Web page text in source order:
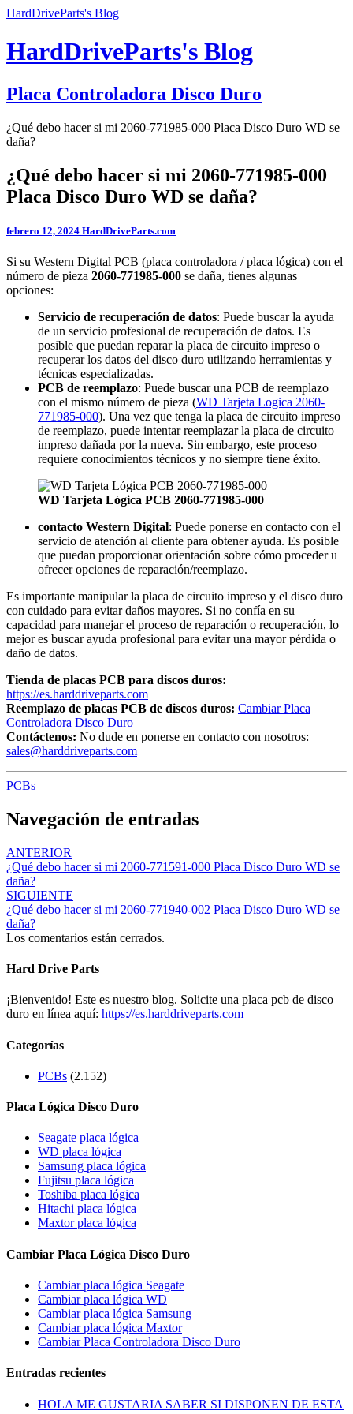
HardDriveParts's Blog
HardDriveParts's Blog
Placa Controladora Disco Duro
¿Qué debo hacer si mi 2060-771985-000 Placa Disco Duro WD se
daña?
¿Qué debo hacer si mi 2060-771985-000
Placa Disco Duro WD se daña?
febrero 12, 2024 HardDriveParts.com
Si su Western Digital PCB (placa controladora / placa lógica) con el
número de pieza 2060-771985-000 se daña, tienes algunas
opciones:
Servicio de recuperación de datos: Puede buscar la ayuda
de un servicio profesional de recuperación de datos. Es
posible que puedan reparar la placa de circuito impreso o
recuperar los datos del disco duro utilizando herramientas y
técnicas especializadas.
PCB de reemplazo: Puede buscar una PCB de reemplazo
con el mismo número de pieza (WD Tarjeta Logica 2060-
771985-000). Una vez que tenga la placa de circuito impreso
de reemplazo, puede intentar reemplazar la placa de circuito
impreso dañada por la nueva. Sin embargo, este proceso
requiere conocimientos técnicos y no siempre tiene éxito.
WD Tarjeta Lógica PCB 2060-771985-000
contacto Western Digital: Puede ponerse en contacto con el
servicio de atención al cliente para obtener ayuda. Es posible
que puedan proporcionar orientación sobre cómo proceder u
ofrecer opciones de reparación/reemplazo.
Es importante manipular la placa de circuito impreso y el disco duro
con cuidado para evitar daños mayores. Si no confía en su
capacidad para manejar el proceso de reparación o recuperación, lo
mejor es buscar ayuda profesional para evitar una mayor pérdida o
daño de datos.
Tienda de placas PCB para discos duros:
https://es.harddriveparts.com
Reemplazo de placas PCB de discos duros: Cambiar Placa
Controladora Disco Duro
Contáctenos: No dude en ponerse en contacto con nosotros:
sales@harddriveparts.com
PCBs
Navegación de entradas
ANTERIOR
¿Qué debo hacer si mi 2060-771591-000 Placa Disco Duro WD se
daña?
SIGUIENTE
¿Qué debo hacer si mi 2060-771940-002 Placa Disco Duro WD se
daña?
Los comentarios están cerrados.
Hard Drive Parts
¡Bienvenido! Este es nuestro blog. Solicite una placa pcb de disco
duro en línea aquí: https://es.harddriveparts.com
Categorías
PCBs (2.152)
Placa Lógica Disco Duro
Seagate placa lógica
WD placa lógica
Samsung placa lógica
Fujitsu placa lógica
Toshiba placa lógica
Hitachi placa lógica
Maxtor placa lógica
Cambiar Placa Lógica Disco Duro
Cambiar placa lógica Seagate
Cambiar placa lógica WD
Cambiar placa lógica Samsung
Cambiar placa lógica Maxtor
Cambiar Placa Controladora Disco Duro
Entradas recientes
HOLA ME GUSTARIA SABER SI DISPONEN DE ESTA